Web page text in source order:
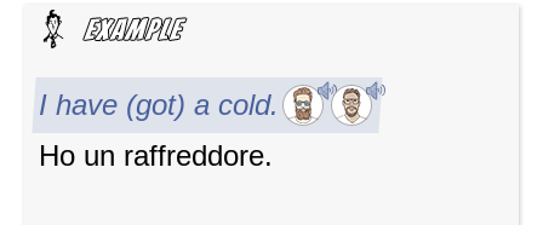
I have (got) a cold.
Ho un raffreddore.